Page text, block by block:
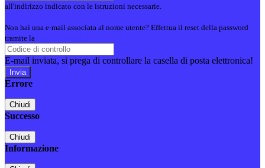
all'indirizzo indicato con le istruzioni necessarie.
Non hai una e-mail associata al nome utente? Effettua il reset della password
tramite la
E-mail inviata, si prega di controllare la casella di posta elettronica!
Errore
Chiudi
Successo
Chiudi
Informazione